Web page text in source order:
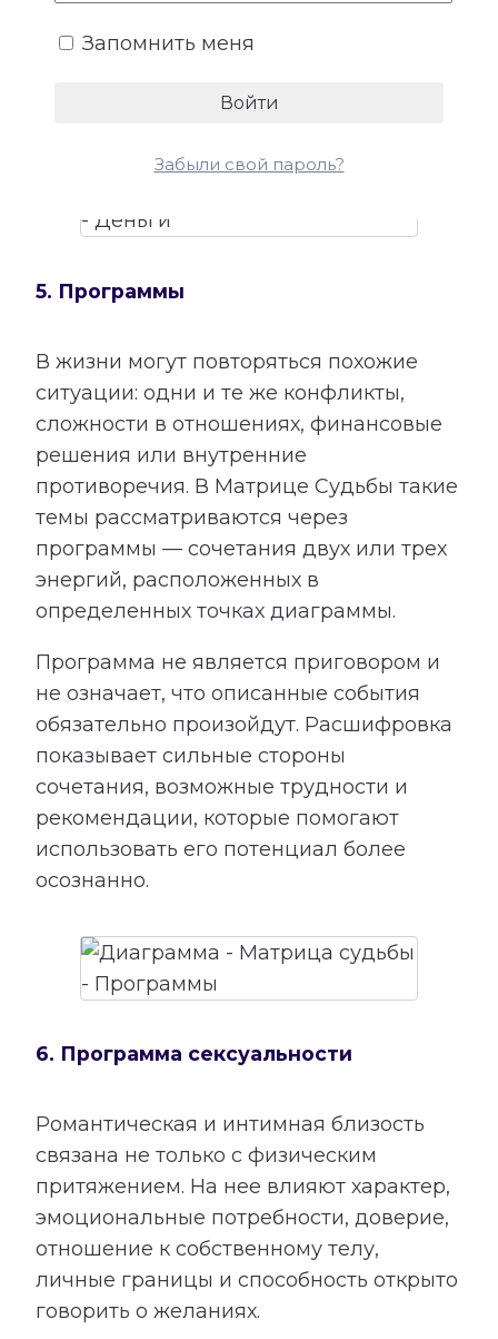
каких направлениях способности могут
но и материальный результат.
5. Программы
В жизни могут повторяться похожие
ситуации: одни и те же конфликты,
сложности в отношениях, финансовые
решения или внутренние
противоречия. В Матрице Судьбы такие
темы рассматриваются через
программы — сочетания двух или трех
энергий, расположенных в
определенных точках диаграммы.
Программа не является приговором и
не означает, что описанные события
обязательно произойдут. Расшифровка
показывает сильные стороны
сочетания, возможные трудности и
рекомендации, которые помогают
использовать его потенциал более
осознанно.
6. Программа сексуальности
Романтическая и интимная близость
связана не только с физическим
притяжением. На нее влияют характер,
эмоциональные потребности, доверие,
отношение к собственному телу,
личные границы и способность открыто
говорить о желаниях.
Запомнить меня
Забыли свой пароль?